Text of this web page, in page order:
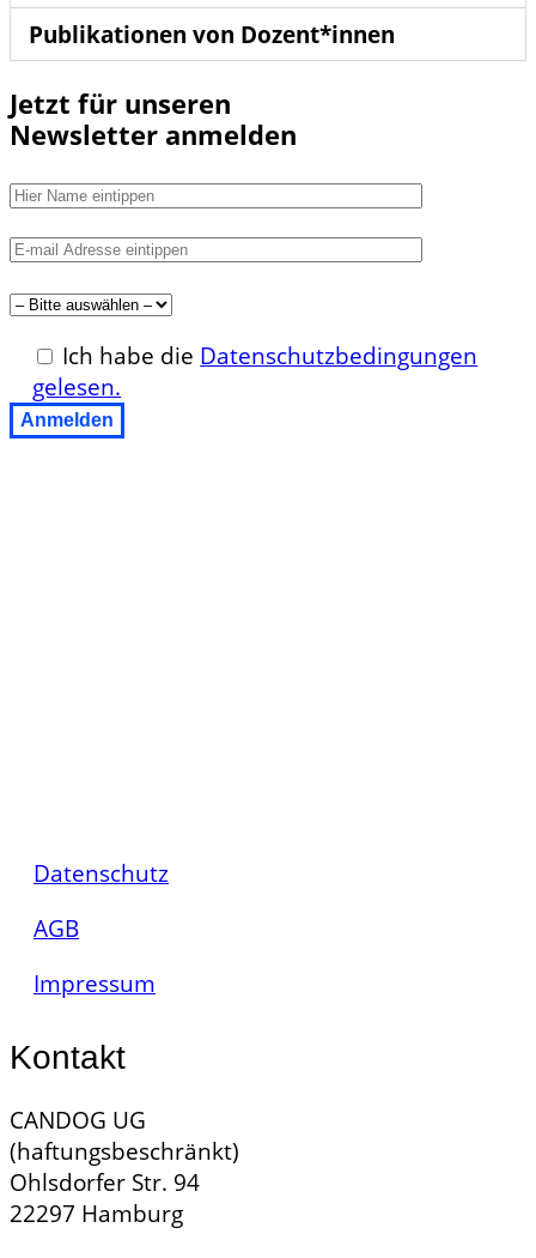
Publikationen von Dozent*innen
Jetzt für unseren
Newsletter anmelden
Ich habe die Datenschutzbedingungen
gelesen.
Datenschutz
AGB
Impressum
Kontakt
CANDOG UG
(haftungsbeschränkt)
Ohlsdorfer Str. 94
22297 Hamburg